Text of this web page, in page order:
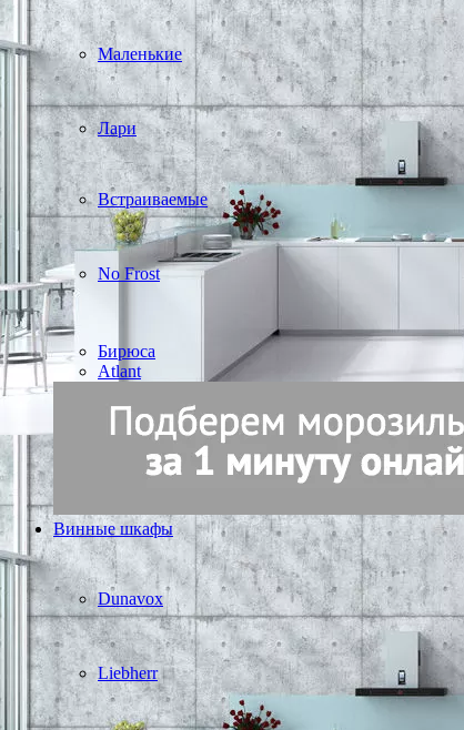
Маленькие
Лари
Встраиваемые
No Frost
Бирюса
Atlant
Винные шкафы
Dunavox
Liebherr